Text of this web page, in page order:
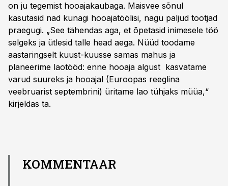
on ju tegemist hooajakaubaga. Maisvee sõnul
kasutasid nad kunagi hooajatöölisi, nagu paljud tootjad
praegugi. „See tähendas aga, et õpetasid inimesele töö
selgeks ja ütlesid talle head aega. Nüüd toodame
aastaringselt kuust-kuusse samas mahus ja
planeerime laotööd: enne hooaja algust kasvatame
varud suureks ja hooajal (Euroopas reeglina
veebruarist septembrini) üritame lao tühjaks müüa,“
kirjeldas ta.
KOMMENTAAR